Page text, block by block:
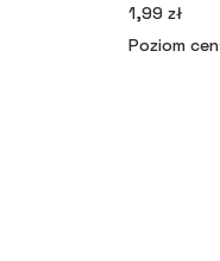
1,99 zł
Poziom cen